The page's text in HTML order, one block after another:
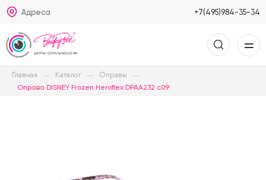
Адреса +7(495)984-35-34
Главная Каталог Оправы
Оправа DISNEY Frozen Heroflex DPAA232 c09